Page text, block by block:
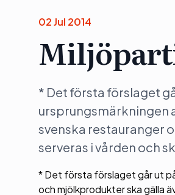
02 Jul 2014
* Det första förslaget
ursprungsmärkningen
svenska restauranger
serveras i vården och
* Det första förslaget går ut
och mjölkprodukter ska gälla